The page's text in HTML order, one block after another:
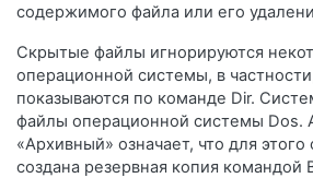
содержимого файла или его
Скрытые файлы игнорируются
операционной системы, в
показываются по команде Dir.
файлы операционной системы Dos.
«Архивный» означает, что для
создана резервная копия командой